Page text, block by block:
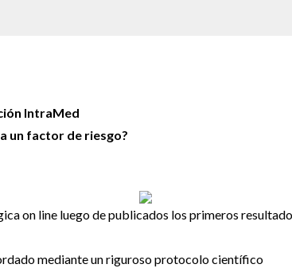
IntraMed
un factor de riesgo?
on line luego de publicados los primeros
mediante un riguroso protocolo científico